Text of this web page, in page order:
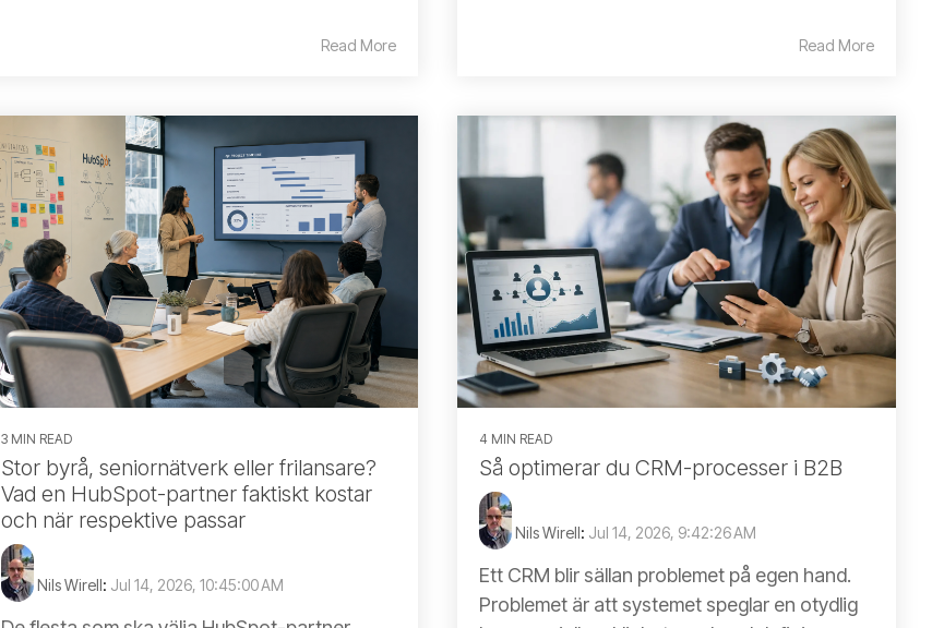
Read More Read More
3 MIN READ
Stor byrå, seniornätverk eller frilansare?
Vad en HubSpot-partner faktiskt kostar
och när respektive passar
Nils Wirell: Jul 14, 2026, 10:45:00 AM
4 MIN READ
Så optimerar du CRM-processer i B2B
Nils Wirell: Jul 14, 2026, 9:42:26 AM
Ett CRM blir sällan problemet på egen hand.
Problemet är att systemet speglar en otydlig